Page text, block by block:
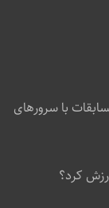
با سرورهای
کرد؟